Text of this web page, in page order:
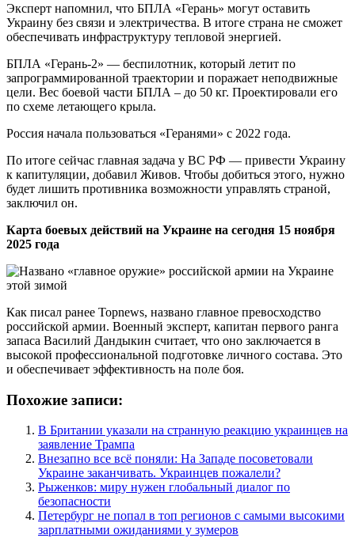
Эксперт напомнил, что БПЛА «Герань» могут оставить
Украину без связи и электричества. В итоге страна не сможет
обеспечивать инфраструктуру тепловой энергией.
БПЛА «Герань-2» — беспилотник, который летит по
запрограммированной траектории и поражает неподвижные
цели. Вес боевой части БПЛА – до 50 кг. Проектировали его
по схеме летающего крыла.
Россия начала пользоваться «Геранями» с 2022 года.
По итоге сейчас главная задача у ВС РФ — привести Украину
к капитуляции, добавил Живов. Чтобы добиться этого, нужно
будет лишить противника возможности управлять страной,
заключил он.
Карта боевых действий на Украине на сегодня 15 ноября
2025 года
Как писал ранее Topnews, названо главное превосходство
российской армии. Военный эксперт, капитан первого ранга
запаса Василий Дандыкин считает, что оно заключается в
высокой профессиональной подготовке личного состава. Это
и обеспечивает эффективность на поле боя.
Похожие записи:
В Британии указали на странную реакцию украинцев на
заявление Трампа
Внезапно все всё поняли: На Западе посоветовали
Украине заканчивать. Украинцев пожалели?
Рыженков: миру нужен глобальный диалог по
безопасности
Петербург не попал в топ регионов с самыми высокими
зарплатными ожиданиями у зумеров